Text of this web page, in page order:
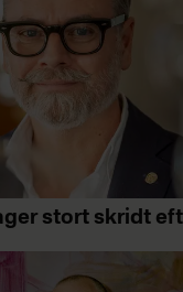
stort skridt